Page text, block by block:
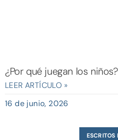
¿Por qué juegan los niños?
LEER ARTÍCULO »
16 de junio, 2026